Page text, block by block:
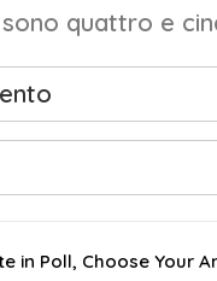
quattro e
in Poll, Choose Your